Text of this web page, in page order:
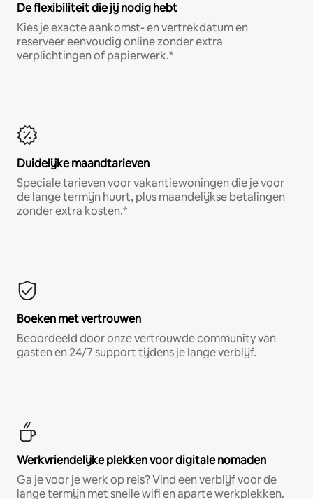
De flexibiliteit die jij nodig hebt
Kies je exacte aankomst- en vertrekdatum en
reserveer eenvoudig online zonder extra
verplichtingen of papierwerk.*
Duidelijke maandtarieven
Speciale tarieven voor vakantiewoningen die je voor
de lange termijn huurt, plus maandelijkse betalingen
zonder extra kosten.*
Boeken met vertrouwen
Beoordeeld door onze vertrouwde community van
gasten en 24/7 support tijdens je lange verblijf.
Werkvriendelijke plekken voor digitale nomaden
Ga je voor je werk op reis? Vind een verblijf voor de
lange termijn met snelle wifi en aparte werkplekken.